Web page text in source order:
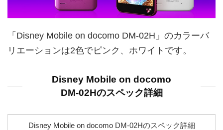
「Disney Mobile on docomo DM-02H」のカラーバ
リエーションは2色でピンク、ホワイトです。
Disney Mobile on docomo
DM-02Hのスペック詳細
Disney Mobile on docomo DM-02Hのスペック詳細